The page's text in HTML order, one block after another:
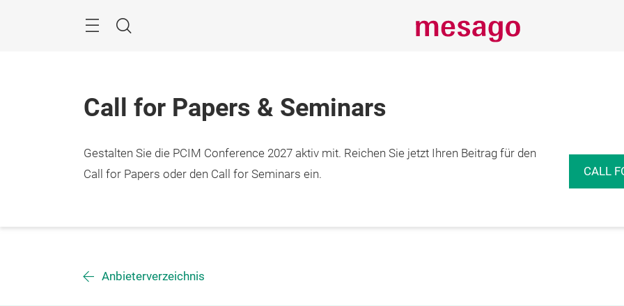
Suche
Call for Papers & Seminars
Gestalten Sie die PCIM Conference 2027 aktiv mit. Reichen Sie jetzt Ihren Beitrag für den
Call for Papers oder den Call for Seminars ein.
CALL
Anbieterverzeichnis